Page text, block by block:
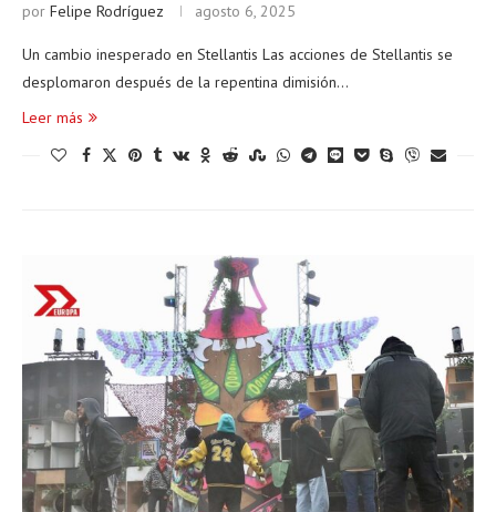
por Felipe Rodríguez agosto 6, 2025
Un cambio inesperado en Stellantis Las acciones de Stellantis se
desplomaron después de la repentina dimisión…
Leer más